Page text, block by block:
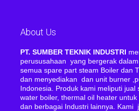
About Us
PT. SUMBER TEKNIK INDUSTRI
perususahaan yang bergerak
semua spare part steam Boiler dan
dan menyediakan dan unit burner
Indonesia. Produk kami meliputi jual
water boiler, thermal oil heater
dan berbagai Industri lainnya. Kami